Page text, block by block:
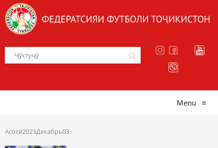
Menu ≡
Асосӣ2023Декабрь03